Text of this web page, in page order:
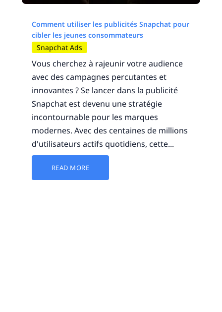
Comment utiliser les publicités Snapchat pour
cibler les jeunes consommateurs
Snapchat Ads
Vous cherchez à rajeunir votre audience
avec des campagnes percutantes et
innovantes ? Se lancer dans la publicité
Snapchat est devenu une stratégie
incontournable pour les marques
modernes. Avec des centaines de millions
d'utilisateurs actifs quotidiens, cette...
READ MORE